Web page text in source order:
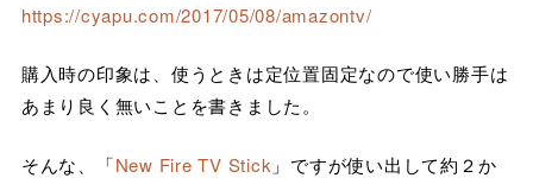
https://cyapu.com/2017/05/08/amazontv/
購入時の印象は、使うときは定位置固定なので使い勝手は
あまり良く無いことを書きました。
そんな、「New Fire TV Stick 」ですが使い出して約２か